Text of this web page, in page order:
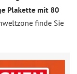
Plakette mit 80
finde Sie